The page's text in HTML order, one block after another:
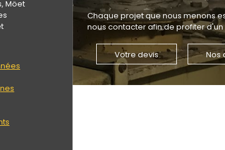
Möet
Chaque projet que nous menons
nous contacter afin de profiter
Votre devis Nos